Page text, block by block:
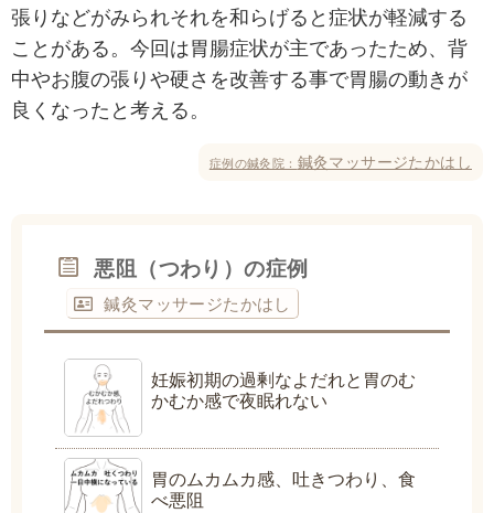
張りなどがみられそれを和らげると症状が軽減する
ことがある。今回は胃腸症状が主であったため、背
中やお腹の張りや硬さを改善する事で胃腸の動きが
良くなったと考える。
症例の鍼灸院： 鍼灸マッサージたかはし
悪阻（つわり）の症例
鍼灸マッサージたかはし
妊娠初期の過剰なよだれと胃のむ
かむか感で夜眠れない
胃のムカムカ感、吐きつわり、食
べ悪阻